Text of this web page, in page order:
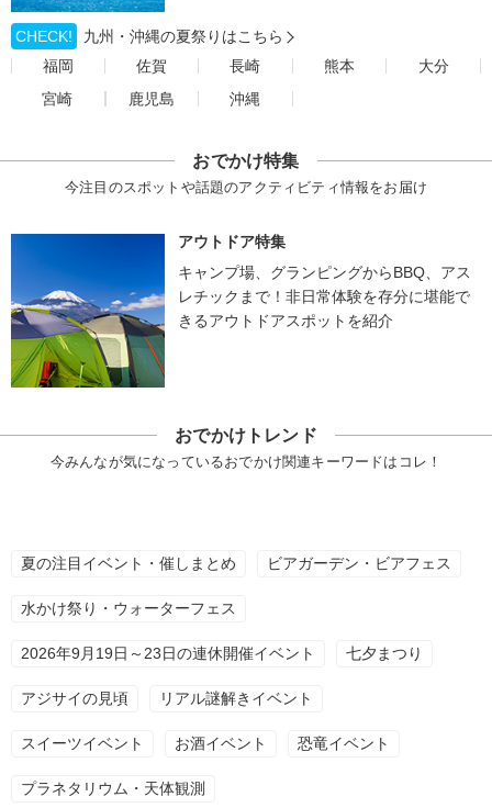
CHECK!
九州・沖縄の夏祭りはこちら
福岡
佐賀 長崎 熊本
大分
宮崎
鹿児島 沖縄
おでかけ特集
今注目のスポットや話題のアクティビティ情報をお届け
アウトドア特集
キャンプ場、グランピングからBBQ、アス
レチックまで！非日常体験を存分に堪能で
きるアウトドアスポットを紹介
おでかけトレンド
今みんなが気になっているおでかけ関連キーワードはコレ！
夏の注目イベント・催しまとめ ビアガーデン・ビアフェス
水かけ祭り・ウォーターフェス
2026年9月19日～23日の連休開催イベント 七夕まつり
アジサイの見頃 リアル謎解きイベント
スイーツイベント お酒イベント 恐竜イベント
プラネタリウム・天体観測